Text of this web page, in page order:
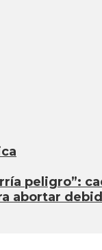
peligro”:
abortar